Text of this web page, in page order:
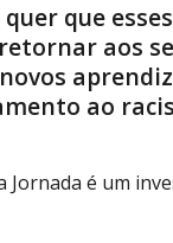
quer que
aos
ao
Jornada é um